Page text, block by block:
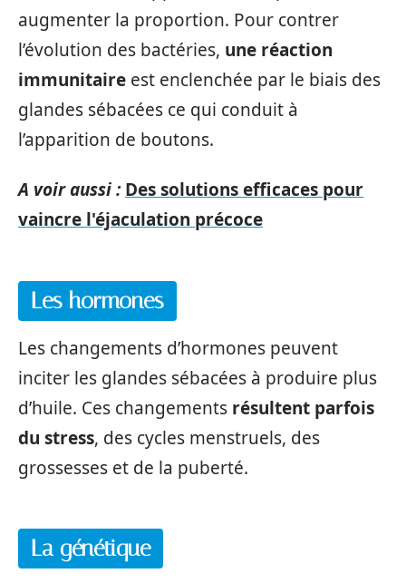
augmenter la proportion. Pour contrer
l’évolution des bactéries, une réaction
immunitaire est enclenchée par le biais des
glandes sébacées ce qui conduit à
l’apparition de boutons.
A voir aussi : Des solutions efficaces pour
vaincre l'éjaculation précoce
Les hormones
Les changements d’hormones peuvent
inciter les glandes sébacées à produire plus
d’huile. Ces changements résultent parfois
du stress, des cycles menstruels, des
grossesses et de la puberté.
La génétique